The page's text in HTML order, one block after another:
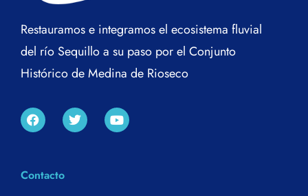
Restauramos e integramos el ecosistema fluvial
del río Sequillo a su paso por el Conjunto
Histórico de Medina de Rioseco
Contacto